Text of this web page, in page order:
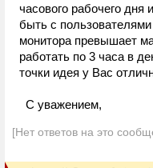
часового рабочего
быть с
монитора превышает
работать по 3 часа в
точки идея у Вас
С уважением,
[Нет ответов на это